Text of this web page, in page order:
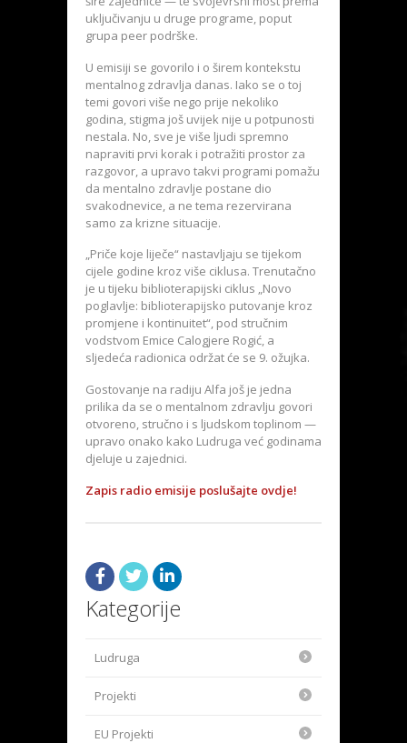
uključivanju u druge programe, poput
grupa peer podrške.
U emisiji se govorilo i o širem kontekstu
mentalnog zdravlja danas. Iako se o toj
temi govori više nego prije nekoliko
godina, stigma još uvijek nije u potpunosti
nestala. No, sve je više ljudi spremno
napraviti prvi korak i potražiti prostor za
razgovor, a upravo takvi programi pomažu
da mentalno zdravlje postane dio
svakodnevice, a ne tema rezervirana
samo za krizne situacije.
„Priče koje liječe“ nastavljaju se tijekom
cijele godine kroz više ciklusa. Trenutačno
je u tijeku biblioterapijski ciklus „Novo
poglavlje: biblioterapijsko putovanje kroz
promjene i kontinuitet“, pod stručnim
vodstvom Emice Calogjere Rogić, a
sljedeća radionica održat će se 9. ožujka.
Gostovanje na radiju Alfa još je jedna
prilika da se o mentalnom zdravlju govori
otvoreno, stručno i s ljudskom toplinom —
upravo onako kako Ludruga već godinama
djeluje u zajednici.
Zapis radio emisije poslušajte ovdje!
Kategorije
Ludruga
Projekti
EU Projekti